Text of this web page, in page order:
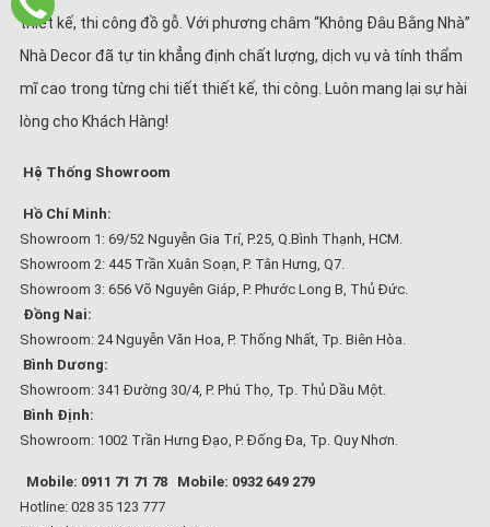
thiết kế, thi công đồ gỗ. Với phương châm “Không Đâu Bằng Nhà”
Nhà Decor đã tự tin khẳng định chất lượng, dịch vụ và tính thẩm
mĩ cao trong từng chi tiết thiết kế, thi công. Luôn mang lại sự hài
lòng cho Khách Hàng!
Hệ Thống Showroom
Hồ Chí Minh:
Showroom 1: 69/52 Nguyễn Gia Trí, P.25, Q.Bình Thạnh, HCM.
Showroom 2: 445 Trần Xuân Soạn, P. Tân Hưng, Q7.
Showroom 3: 656 Võ Nguyên Giáp, P. Phước Long B, Thủ Đức.
Đồng Nai:
Showroom: 24 Nguyễn Văn Hoa, P. Thống Nhất, Tp. Biên Hòa.
Bình Dương:
Showroom: 341 Đường 30/4, P. Phú Thọ, Tp. Thủ Dầu Một.
Bình Định:
Showroom: 1002 Trần Hưng Đạo, P. Đống Đa, Tp. Quy Nhơn.
Mobile: 0911 71 71 78
Mobile: 0932 649 279
Hotline: 028 35 123 777